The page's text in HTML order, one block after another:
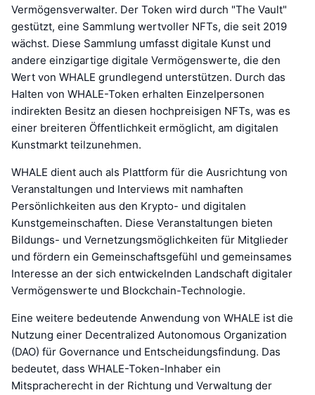
Vermögensverwalter. Der Token wird durch "The Vault"
gestützt, eine Sammlung wertvoller NFTs, die seit 2019
wächst. Diese Sammlung umfasst digitale Kunst und
andere einzigartige digitale Vermögenswerte, die den
Wert von WHALE grundlegend unterstützen. Durch das
Halten von WHALE-Token erhalten Einzelpersonen
indirekten Besitz an diesen hochpreisigen NFTs, was es
einer breiteren Öffentlichkeit ermöglicht, am digitalen
Kunstmarkt teilzunehmen.
WHALE dient auch als Plattform für die Ausrichtung von
Veranstaltungen und Interviews mit namhaften
Persönlichkeiten aus den Krypto- und digitalen
Kunstgemeinschaften. Diese Veranstaltungen bieten
Bildungs- und Vernetzungsmöglichkeiten für Mitglieder
und fördern ein Gemeinschaftsgefühl und gemeinsames
Interesse an der sich entwickelnden Landschaft digitaler
Vermögenswerte und Blockchain-Technologie.
Eine weitere bedeutende Anwendung von WHALE ist die
Nutzung einer Decentralized Autonomous Organization
(DAO) für Governance und Entscheidungsfindung. Das
bedeutet, dass WHALE-Token-Inhaber ein
Mitspracherecht in der Richtung und Verwaltung der